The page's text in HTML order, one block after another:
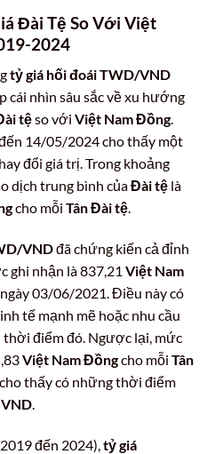
Đài Tệ So Với Việt
2024
tỷ giá hối đoái TWD/VND
cái nhìn sâu sắc về xu hướng
tệso với Việt Nam Đồng.
14/05/2024 cho thấy một
đổi giá trị. Trong khoảng
dịch trung bình củaĐài tệ là
cho mỗi Tân Đài tệ.
VNDđã chứng kiến cả đỉnh
ghi nhận là 837,21 Việt Nam
03/06/2021. Điều này có
tế mạnh mẽ hoặc nhu cầu
điểm đó. Ngược lại, mức
Việt Nam Đồngcho mỗi Tân
thấy có những thời điểm
VND.
đến 2024), tỷ giá